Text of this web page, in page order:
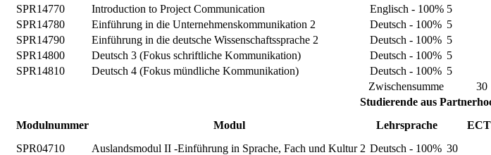
SPR14770
Introduction to Project Communication Englisch - 100% 5
SPR14780
Einführung in die Unternehmenskommunikation 2 Deutsch - 100% 5
SPR14790
Einführung in die deutsche Wissenschaftssprache 2 Deutsch - 100% 5
SPR14800
Deutsch 3 (Fokus schriftliche Kommunikation) Deutsch - 100% 5
SPR14810
Deutsch 4 (Fokus mündliche Kommunikation) Deutsch - 100% 5
Zwischensumme
30
Studierende aus
Modulnummer
Modul Lehrsprache
SPR04710
Auslandsmodul II -Einführung in Sprache, Fach und Kultur 2 Deutsch - 100% 30